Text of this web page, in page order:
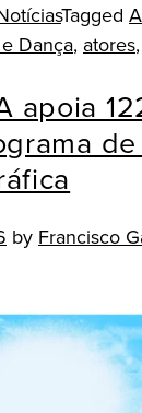
Tagged
Dança, atores,
apoia
by Francisco